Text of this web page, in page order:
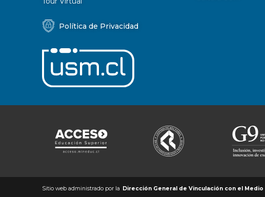
Política de Privacidad
Sitio web administrado por la Dirección General de Vinculación con el Medio